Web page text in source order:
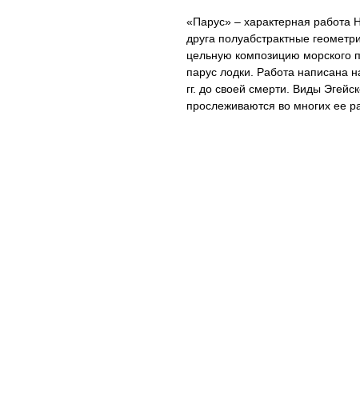
«Парус» – характерная работа
друга полуабстрактные
цельную композицию морского
парус лодки. Работа написана
гг. до своей смерти. Виды
прослеживаются во многих ее